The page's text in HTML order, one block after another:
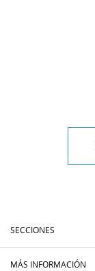
SECCIONES
MÁS INFORMACIÓN